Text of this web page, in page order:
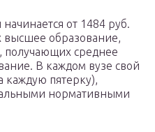
от 1484 руб.
высшее образование,
получающих среднее
В каждом вузе свой
каждую пятерку),
нормативными